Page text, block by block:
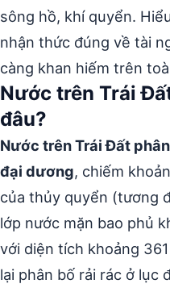
sông hồ, khí quyển.
nhận thức đúng về tài
càng khan hiếm trên
Nước trên Trái
đâu?
Nước trên Trái Đất
đại dương, chiếm
của thủy quyển (tương
lớp nước mặn bao phủ
với diện tích khoảng
lại phân bố rải rác ở lục